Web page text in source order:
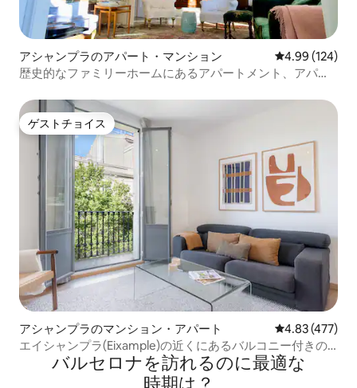
アシャンプラのアパート・マンション レビュー124
4.99 (124)
歴史的なファミリーホームにあるアパートメント、アパー
ゲストチョイス
ゲストチョイス
アシャンプラのマンション・アパート レビュー477
4.83 (477)
エイシャンプラ(Eixample)の近くにあるバルコニー付きの
明るいアパート
バルセロナを訪⁠れ⁠るの⁠に最⁠適⁠な